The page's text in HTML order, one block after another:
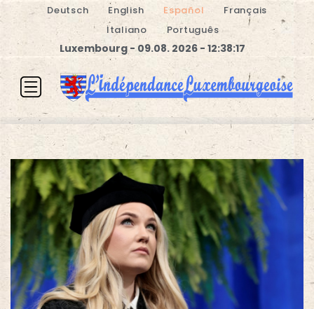
Deutsch English Español
Français
Italiano
Português
Luxembourg - 09.08. 2026 - 12:38:17